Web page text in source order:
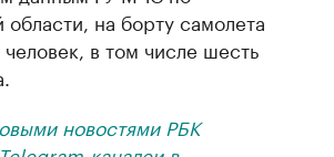
на борту самолета
человек, в том числе шесть
новостями РБК